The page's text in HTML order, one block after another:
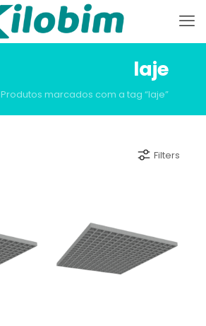
laje
Produtos marcados com a tag “laje”
Filters